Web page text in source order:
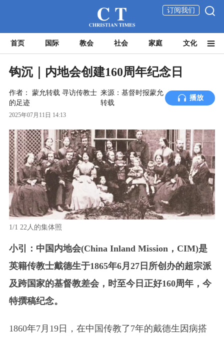
订阅我们
首页 国际 教会 社会 家庭 文化
钩沉｜内地会创建160周年纪念日
作者： 蒙允转载 寻访传教士
的足迹
来源：基督时报蒙允
转载
播放
2025年07月11日 14:13
1/1 22人的集体照
小引：中国内地会(China Inland Mission，CIM)是
英籍传教士戴德生于1865年6月27日所创办的超宗派
及跨国家的基督教差会，时至今日正好160周年，今
特撰稿纪念。
1860年7月19日，在中国传教了7年的戴德生因病搭